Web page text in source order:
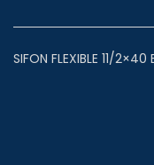
SIFON FLEXIBLE 11/2×40